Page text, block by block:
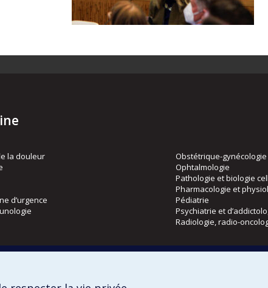
la douleur
d’urgence
Obstétrique-gynécologie
Ophtalmologie
Pathologie et biologie
Pharmacologie et
Pédiatrie
Psychiatrie et
Radiologie, radio-